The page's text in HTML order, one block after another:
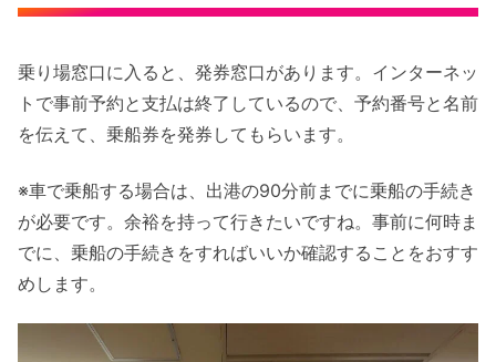
乗り場窓口に入ると、発券窓口があります。インターネッ
トで事前予約と支払は終了しているので、予約番号と名前
を伝えて、乗船券を発券してもらいます。
※車で乗船する場合は、出港の90分前までに乗船の手続き
が必要です。余裕を持って行きたいですね。事前に何時ま
でに、乗船の手続きをすればいいか確認することをおすす
めします。